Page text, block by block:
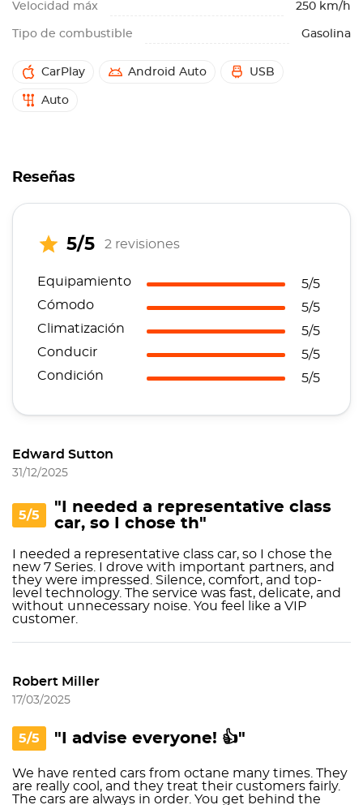
Velocidad máx 250 km/h
Tipo de combustible Gasolina
CarPlay Android Auto USB
Auto
Reseñas
5/5 2 revisiones
Equipamiento
5/5
Cómodo
5/5
Climatización
5/5
Conducir
5/5
Condición
5/5
Edward Sutton
31/12/2025
5/5
"I needed a representative class
car, so I chose th"
I needed a representative class car, so I chose the
new 7 Series. I drove with important partners, and
they were impressed. Silence, comfort, and top-
level technology. The service was fast, delicate, and
without unnecessary noise. You feel like a VIP
customer.
Robert Miller
17/03/2025
5/5 "I advise everyone! 👍"
We have rented cars from octane many times. They
are really cool, and they treat their customers fairly.
The cars are always in order. You get behind the